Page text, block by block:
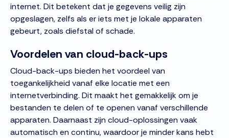
internet. Dit betekent dat je gegevens veilig zijn
opgeslagen, zelfs als er iets met je lokale apparaten
gebeurt, zoals diefstal of schade.
Voordelen van cloud-back-ups
Cloud-back-ups bieden het voordeel van
toegankelijkheid vanaf elke locatie met een
internetverbinding. Dit maakt het gemakkelijk om je
bestanden te delen of te openen vanaf verschillende
apparaten. Daarnaast zijn cloud-oplossingen vaak
automatisch en continu, waardoor je minder kans hebt